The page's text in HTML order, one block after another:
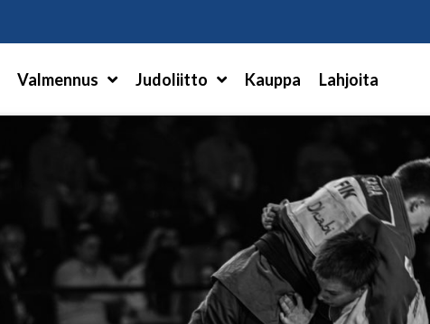
Valmennus Judoliitto Kauppa Lahjoita